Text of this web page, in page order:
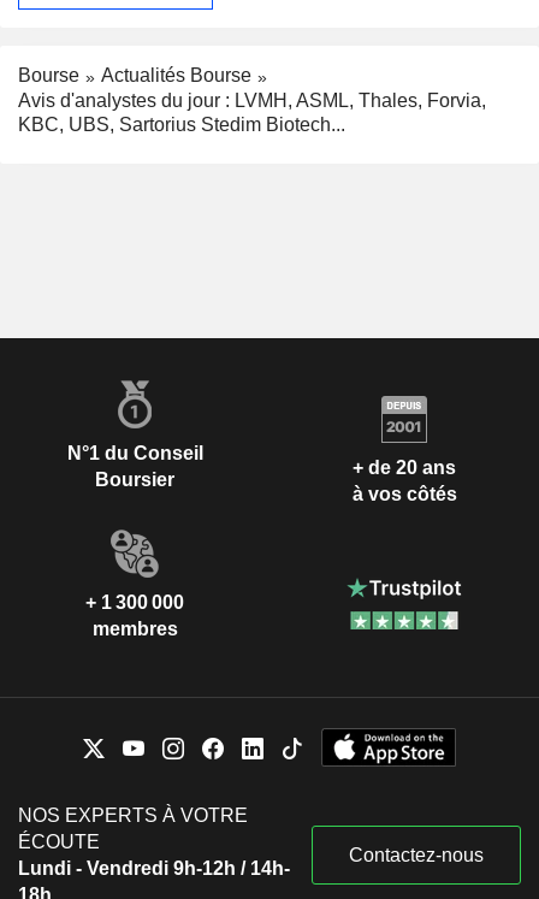
Bourse
Actualités Bourse
Avis d'analystes du jour : LVMH, ASML, Thales, Forvia,
KBC, UBS, Sartorius Stedim Biotech...
N°1 du Conseil
Boursier
+ de 20 ans
à vos côtés
+ 1 300 000
membres
NOS EXPERTS À VOTRE
ÉCOUTE
Lundi - Vendredi 9h-12h / 14h-
18h
Contactez-nous